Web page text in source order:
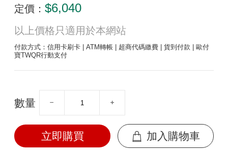
定價： $6,040
以上價格只適用於本網站
付款方式：信用卡刷卡 | ATM轉帳 | 超商代碼繳費 | 貨到付款 | 歐付
寶TWQR行動支付
數量
立即購買 加入購物車